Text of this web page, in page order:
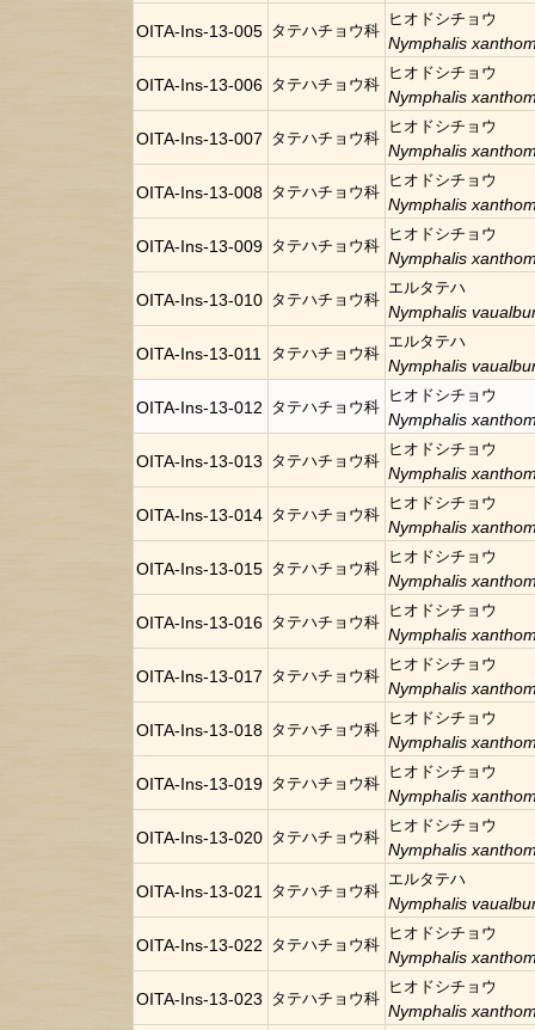
OITA-Ins-13-005 タテハチョウ科
ヒオドシチョウ
Nymphalis
OITA-Ins-13-006 タテハチョウ科
ヒオドシチョウ
Nymphalis
OITA-Ins-13-007 タテハチョウ科
ヒオドシチョウ
Nymphalis
OITA-Ins-13-008 タテハチョウ科
ヒオドシチョウ
Nymphalis
OITA-Ins-13-009 タテハチョウ科
ヒオドシチョウ
Nymphalis
OITA-Ins-13-010 タテハチョウ科
エルタテハ
Nymphalis
OITA-Ins-13-011 タテハチョウ科
エルタテハ
Nymphalis
OITA-Ins-13-012 タテハチョウ科
ヒオドシチョウ
Nymphalis
OITA-Ins-13-013 タテハチョウ科
ヒオドシチョウ
Nymphalis
OITA-Ins-13-014 タテハチョウ科
ヒオドシチョウ
Nymphalis
OITA-Ins-13-015 タテハチョウ科
ヒオドシチョウ
Nymphalis
OITA-Ins-13-016 タテハチョウ科
ヒオドシチョウ
Nymphalis
OITA-Ins-13-017 タテハチョウ科
ヒオドシチョウ
Nymphalis
OITA-Ins-13-018 タテハチョウ科
ヒオドシチョウ
Nymphalis
OITA-Ins-13-019 タテハチョウ科
ヒオドシチョウ
Nymphalis
OITA-Ins-13-020 タテハチョウ科
ヒオドシチョウ
Nymphalis
OITA-Ins-13-021 タテハチョウ科
エルタテハ
Nymphalis
OITA-Ins-13-022 タテハチョウ科
ヒオドシチョウ
Nymphalis
OITA-Ins-13-023 タテハチョウ科
ヒオドシチョウ
Nymphalis